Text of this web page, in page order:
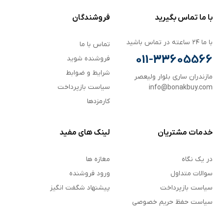
با ما تماس بگیرید
با ما ۲۴ ساعته در تماس باشید
011-33605566
مازندران ساری بلوار ولیعصر
info@bonakbuy.com
فروشندگان
تماس با ما
فروشنده شوید
شرایط و ضوابط
سیاست بازپرداخت
کارمزدها
خدمات مشتریان
در یک نگاه
سوالات متداول
سیاست بازپرداخت
سیاست حفظ حریم خصوصی
لینک های مفید
مغازه ها
ورود فروشنده
پیشنهاد شگفت انگیز